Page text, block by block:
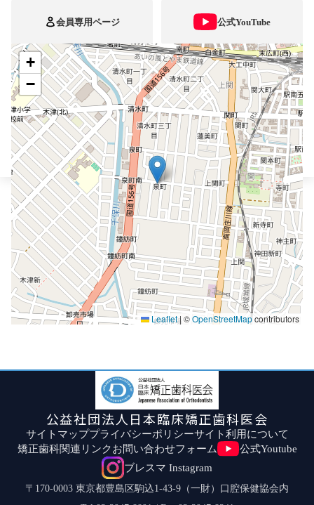
会員専用ページ 公式YouTube
ブレスマ
+
−
Leaflet|©OpenStreetMapcontributors
公益社団法人日本臨床矯正歯科医会
サイトマッププライバシーポリシーサイト利用について
矯正歯科関連リンクお問い合わせフォーム
公式Youtube
ブレスマ Instagram
〒170-0003 東京都豊島区駒込1-43-9（一財）口腔保健協会内